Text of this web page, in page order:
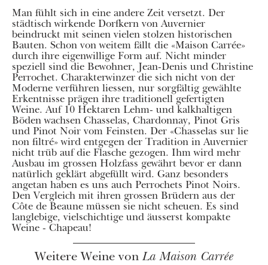
Man fühlt sich in eine andere Zeit versetzt. Der
städtisch wirkende Dorfkern von Auvernier
beindruckt mit seinen vielen stolzen historischen
Bauten. Schon von weitem fällt die «Maison Carrée»
durch ihre eigenwillige Form auf. Nicht minder
speziell sind die Bewohner, Jean-Denis und Christine
Perrochet. Charakterwinzer die sich nicht von der
Moderne verführen liessen, nur sorgfältig gewählte
Erkentnisse prägen ihre traditionell gefertigten
Weine. Auf 10 Hektaren Lehm- und kalkhaltigen
Böden wachsen Chasselas, Chardonnay, Pinot Gris
und Pinot Noir vom Feinsten. Der «Chasselas sur lie
non filtré» wird entgegen der Tradition in Auvernier
nicht trüb auf die Flasche gezogen. Ihm wird mehr
Ausbau im grossen Holzfass gewährt bevor er dann
natürlich geklärt abgefüllt wird. Ganz besonders
angetan haben es uns auch Perrochets Pinot Noirs.
Den Vergleich mit ihren grossen Brüdern aus der
Côte de Beaune müssen sie nicht scheuen. Es sind
langlebige, vielschichtige und äusserst kompakte
Weine - Chapeau!
Weitere Weine vonLa Maison Carrée